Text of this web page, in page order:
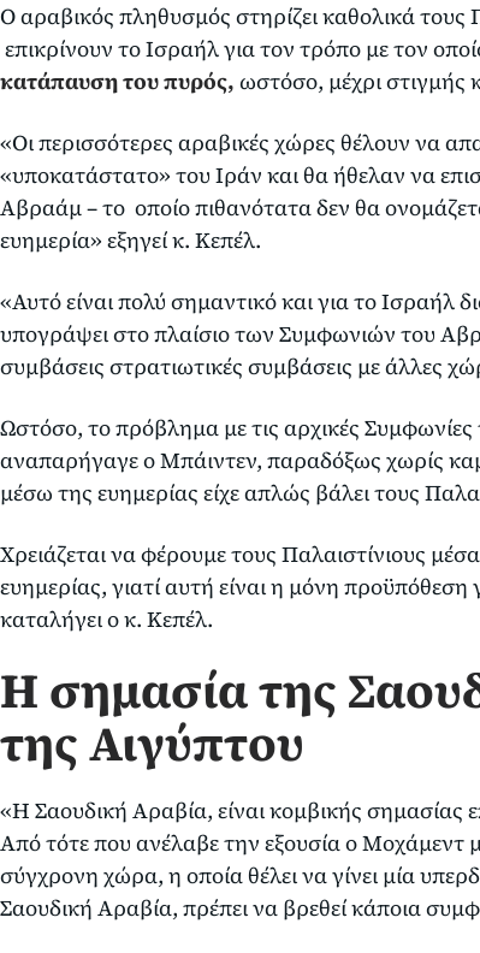
Ο αραβικός πληθυσμός στηρίζει καθολικά τους
επικρίνουν το Ισραήλ για τον τρόπο με τον
κατάπαυση του πυρός, ωστόσο, μέχρι στιγμής
«Οι περισσότερες αραβικές χώρες θέλουν να
«υποκατάστατο» του Ιράν και θα ήθελαν να
Αβραάμ – το οποίο πιθανότατα δεν θα
ευημερία» εξηγεί κ. Κεπέλ.
«Αυτό είναι πολύ σημαντικό και για το Ισραήλ
υπογράψει στο πλαίσιο των Συμφωνιών του
συμβάσεις στρατιωτικές συμβάσεις με άλλες
Ωστόσο, το πρόβλημα με τις αρχικές
αναπαρήγαγε ο Μπάιντεν, παραδόξως χωρίς
μέσω της ευημερίας είχε απλώς βάλει τους
Χρειάζεται να φέρουμε τους Παλαιστίνιους
ευημερίας, γιατί αυτή είναι η μόνη
καταλήγει ο κ. Κεπέλ.
Η σημασία της
της Αιγύπτου
«Η Σαουδική Αραβία, είναι κομβικής σημασίας
Από τότε που ανέλαβε την εξουσία ο
σύγχρονη χώρα, η οποία θέλει να γίνει μία
Σαουδική Αραβία, πρέπει να βρεθεί κάποια